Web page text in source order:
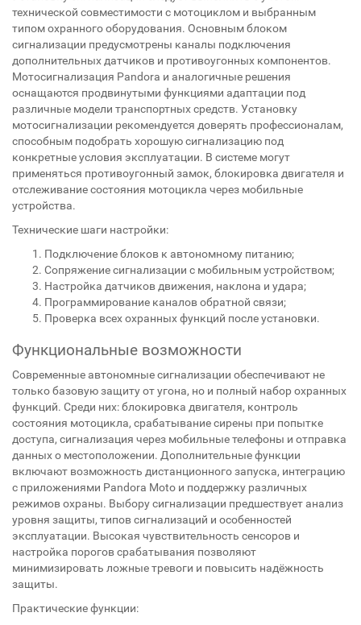
технической совместимости с мотоциклом и выбранным
типом охранного оборудования. Основным блоком
сигнализации предусмотрены каналы подключения
дополнительных датчиков и противоугонных компонентов.
Мотосигнализация Pandora и аналогичные решения
оснащаются продвинутыми функциями адаптации под
различные модели транспортных средств. Установку
мотосигнализации рекомендуется доверять профессионалам,
способным подобрать хорошую сигнализацию под
конкретные условия эксплуатации. В системе могут
применяться противоугонный замок, блокировка двигателя и
отслеживание состояния мотоцикла через мобильные
устройства.
Технические шаги настройки:
Подключение блоков к автономному питанию;
Сопряжение сигнализации с мобильным устройством;
Настройка датчиков движения, наклона и удара;
Программирование каналов обратной связи;
Проверка всех охранных функций после установки.
Функциональные возможности
Современные автономные сигнализации обеспечивают не
только базовую защиту от угона, но и полный набор охранных
функций. Среди них: блокировка двигателя, контроль
состояния мотоцикла, срабатывание сирены при попытке
доступа, сигнализация через мобильные телефоны и отправка
данных о местоположении. Дополнительные функции
включают возможность дистанционного запуска, интеграцию
с приложениями Pandora Moto и поддержку различных
режимов охраны. Выбору сигнализации предшествует анализ
уровня защиты, типов сигнализаций и особенностей
эксплуатации. Высокая чувствительность сенсоров и
настройка порогов срабатывания позволяют
минимизировать ложные тревоги и повысить надёжность
защиты.
Практические функции: